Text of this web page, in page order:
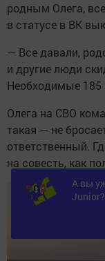
родным Олега,
в статусе в ВК
— Все давали,
и другие люди
Необходимые 185
Олега на СВО
такая — не
ответственный.
на совесть, как
А вы
Junior?